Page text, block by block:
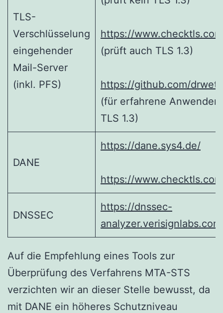
TLS-
Verschlüsselung
eingehender
Mail-Server
(inkl. PFS)
https://
(prüft auch TLS 1.3)
https://github.com/
(für erfahrene
TLS 1.3)
DANE
https://dane.sys4.de/
https://
DNSSEC
https://dnssec-
Auf die Empfehlung eines Tools zur
Überprüfung des Verfahrens MTA-STS
verzichten wir an dieser Stelle bewusst, da
mit DANE ein höheres Schutzniveau